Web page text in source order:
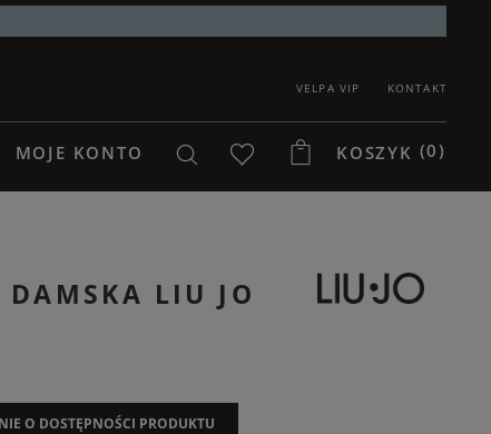
KONTAKT
VELPA VIP
MOJE KONTO KOSZYK (0)
DAMSKA LIU JO
O DOSTĘPNOŚCI PRODUKTU